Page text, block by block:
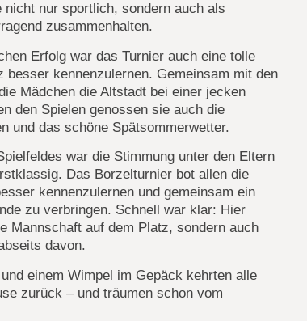
nicht nur sportlich, sondern auch als
zusammenhalten.
Erfolg war das Turnier auch eine tolle
besser kennenzulernen. Gemeinsam mit den
Mädchen die Altstadt bei einer jecken
den Spielen genossen sie auch die
und das schöne Spätsommerwetter.
war die Stimmung unter den Eltern
Das Borzelturnier bot allen die
kennenzulernen und gemeinsam ein
zu verbringen. Schnell war klar: Hier
Mannschaft auf dem Platz, sondern auch
davon.
einem Wimpel im Gepäck kehrten alle
zurück – und träumen schon vom